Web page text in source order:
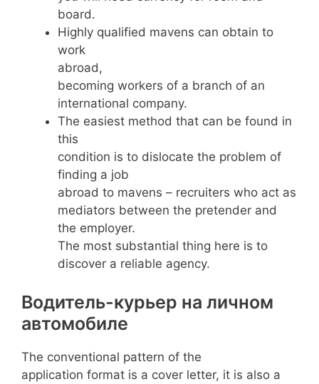
board.
Highly qualified mavens can obtain to
work
abroad,
becoming workers of a branch of an
international company.
The easiest method that can be found in
this
condition is to dislocate the problem of
finding a job
abroad to mavens – recruiters who act as
mediators between the pretender and
the employer.
The most substantial thing here is to
discover a reliable agency.
Водитель-курьер на личном
автомобиле
The conventional pattern of the
application format is a cover letter, it is also a